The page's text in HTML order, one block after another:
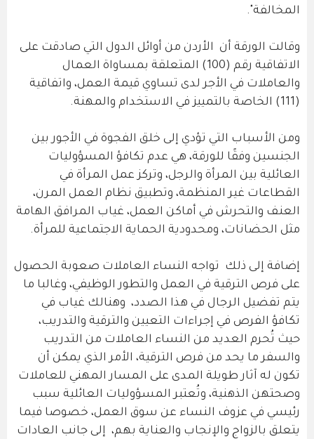
المخالفة".
وقالت الورقة أن الأردن من أوائل الدول التي صادقت على
الاتفاقية رقم (100) المتعلقة بمساواة العمال
والعاملات في الأجر لدى تساوي قيمة العمل، واتفاقية
(111) الخاصة بالتمييز في الاستخدام والمهنة.
ومن الأسباب التي تؤدي إلى خلق الفجوة في الأجور بين
الجنسين وفقًا للورقة، هي عدم تكافؤ المسؤوليات
العائلية بين المرأة والرجل، وتركز عمل المرأة في
القطاعات غير المنظمة، وتطبيق نظام العمل المرن،
العنف والتحرش في أماكن العمل، غياب المرافق الهامة
مثل الحضانات، ومحدودية الحماية الاجتماعية للمرأة.
إضافة إلى ذلك تواجه النساء العاملات صعوبة الحصول
على فرص الترقية في العمل والتطور الوظيفي، وغالبا ما
يتم تفضيل الرجال في هذا الصدد، وهنالك غياب في
تكافؤ الفرص في إجراءات التعيين والترقية والتدريب،
حيث تُحرم العديد من النساء العاملات من التدريب
والسفر ما يحد من فرص الترقية، الأمر الذي يمكن أن
تكون له آثار طويلة المدى على المسار المهني للعاملات
وصحتهن الذهنية، وتُعتبر المسؤوليات العائلية سبب
رئيسي في عزوف النساء عن سوق العمل، خصوصا فيما
يتعلق بالزواج والإنجاب والعناية بهم، إلى جانب العادات